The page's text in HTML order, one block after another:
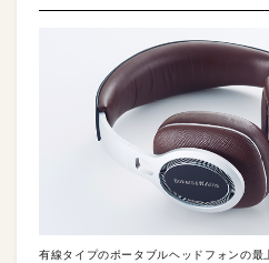
有線タイプのポータブルヘッドフォンの